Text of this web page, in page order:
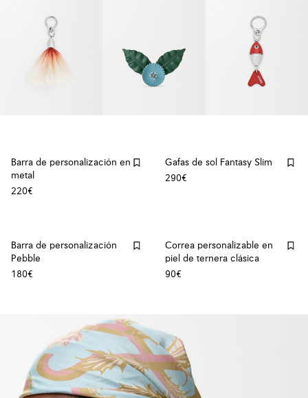
Barra de personalización en
metal
220€
Gafas de sol Fantasy Slim
290€
Barra de personalización
Pebble
180€
Correa personalizable en
piel de ternera clásica
90€